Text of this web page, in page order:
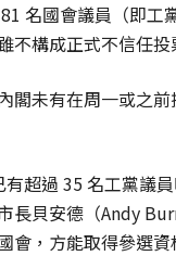
名國會議員（即
不構成正式不信任
閣未有在周一或之
超過 35 名工黨議
長貝安德（Andy
會，方能取得參選資